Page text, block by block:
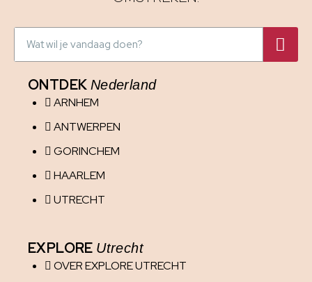
ONTDEK Nederland
ARNHEM
ANTWERPEN
GORINCHEM
HAARLEM
UTRECHT
EXPLORE Utrecht
OVER EXPLORE UTRECHT